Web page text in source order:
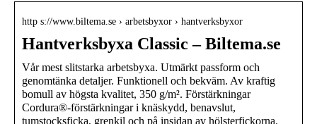
http s://www.biltema.se › arbetsbyxor › hantverksbyxor
Hantverksbyxa Classic – Biltema.se
Vår mest slitstarka arbetsbyxa. Utmärkt passform och
genomtänka detaljer. Funktionell och bekväm. Av kraftig
bomull av högsta kvalitet, 350 g/m². Förstärkningar
Cordura®-förstärkningar i knäskydd, benavslut,
tumstocksficka, grenkil och på insidan av hölsterfickorna.